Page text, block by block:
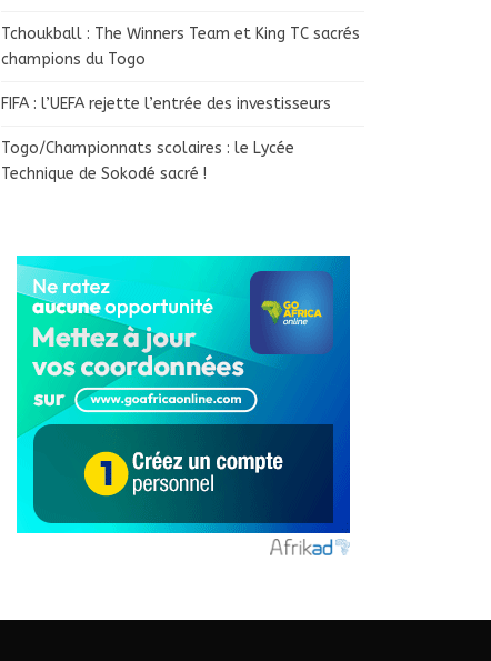
Tchoukball : The Winners Team et King TC sacrés
champions du Togo
FIFA : l’UEFA rejette l’entrée des investisseurs
Togo/Championnats scolaires : le Lycée
Technique de Sokodé sacré !